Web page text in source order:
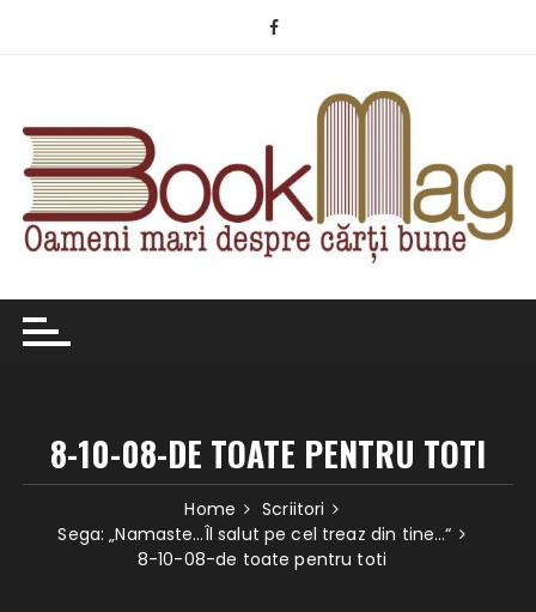
8-10-08-DE TOATE PENTRU TOTI
Home
Scriitori
Sega: „Namaste…Îl salut pe cel treaz din tine…“
8-10-08-de toate pentru toti